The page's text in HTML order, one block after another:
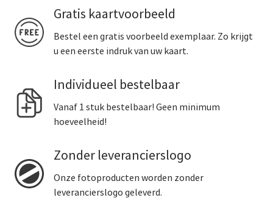
Gratis kaartvoorbeeld
Bestel een gratis voorbeeld exemplaar. Zo krijgt
u een eerste indruk van uw kaart.
Individueel bestelbaar
Vanaf 1 stuk bestelbaar! Geen minimum
hoeveelheid!
Zonder leverancierslogo
Onze fotoproducten worden zonder
leverancierslogo geleverd.